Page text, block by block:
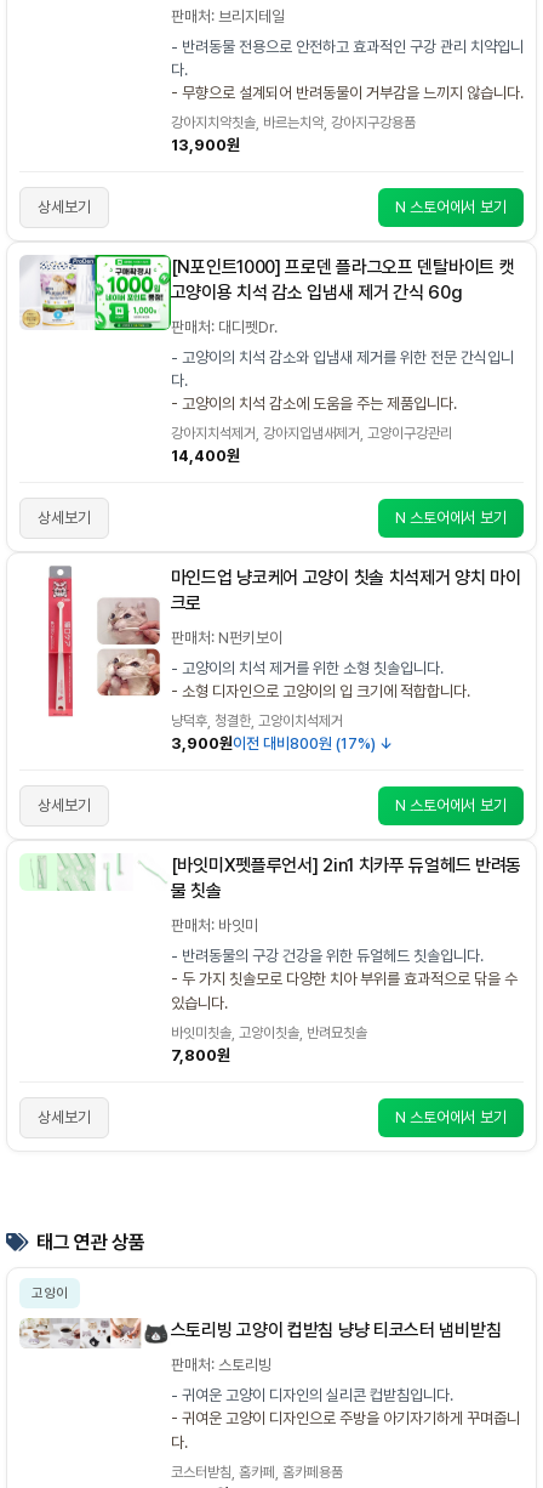
판매처: 브리지테일
- 반려동물 전용으로 안전하고 효과적인 구강 관리 치약입니
다.
- 무향으로 설계되어 반려동물이 거부감을 느끼지 않습니다.
강아지치약칫솔, 바르는치약, 강아지구강용품
13,900원
상세보기 N 스토어에서 보기
[N포인트1000] 프로덴 플라그오프 덴탈바이트 캣
고양이용 치석 감소 입냄새 제거 간식 60g
판매처: 대디펫Dr.
- 고양이의 치석 감소와 입냄새 제거를 위한 전문 간식입니
다.
- 고양이의 치석 감소에 도움을 주는 제품입니다.
강아지치석제거, 강아지입냄새제거, 고양이구강관리
14,400원
상세보기 N 스토어에서 보기
마인드업 냥코케어 고양이 칫솔 치석제거 양치 마이
크로
판매처: N펀키보이
- 고양이의 치석 제거를 위한 소형 칫솔입니다.
- 소형 디자인으로 고양이의 입 크기에 적합합니다.
냥덕후, 청결한, 고양이치석제거
3,900원이전 대비800원 (17%) ↓
상세보기 N 스토어에서 보기
[바잇미X펫플루언서] 2in1 치카푸 듀얼헤드 반려동
물 칫솔
판매처: 바잇미
- 반려동물의 구강 건강을 위한 듀얼헤드 칫솔입니다.
- 두 가지 칫솔모로 다양한 치아 부위를 효과적으로 닦을 수
있습니다.
바잇미칫솔, 고양이칫솔, 반려묘칫솔
7,800원
상세보기 N 스토어에서 보기
태그 연관 상품
고양이
스토리빙 고양이 컵받침 냥냥 티코스터 냄비받침
판매처: 스토리빙
- 귀여운 고양이 디자인의 실리콘 컵받침입니다.
- 귀여운 고양이 디자인으로 주방을 아기자기하게 꾸며줍니
다.
코스터받침, 홈카페, 홈카페용품